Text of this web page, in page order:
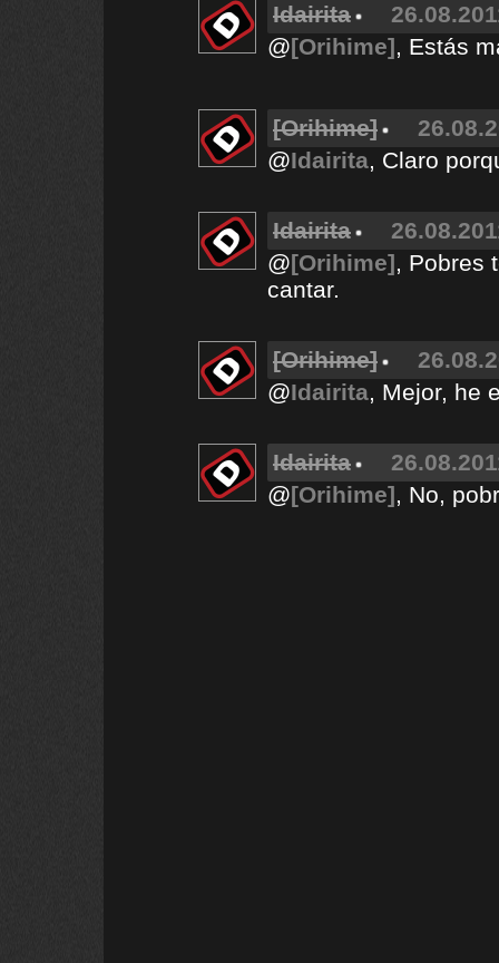
Idairita
@[Orihime], Estás
[Orihime]
@Idairita, Claro
Idairita
@[Orihime], Pobres
cantar.
[Orihime]
@Idairita, Mejor, he
Idairita
@[Orihime], No,